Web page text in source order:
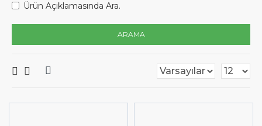
Ürün Açıklamasında Ara.
ARAMA